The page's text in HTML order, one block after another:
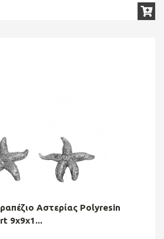
Αστερίας Polyresin
9x9x1...